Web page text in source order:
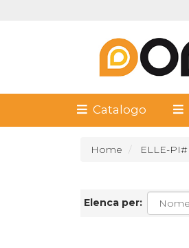
Catalogo
Home ELLE-PI#
Elenca per: